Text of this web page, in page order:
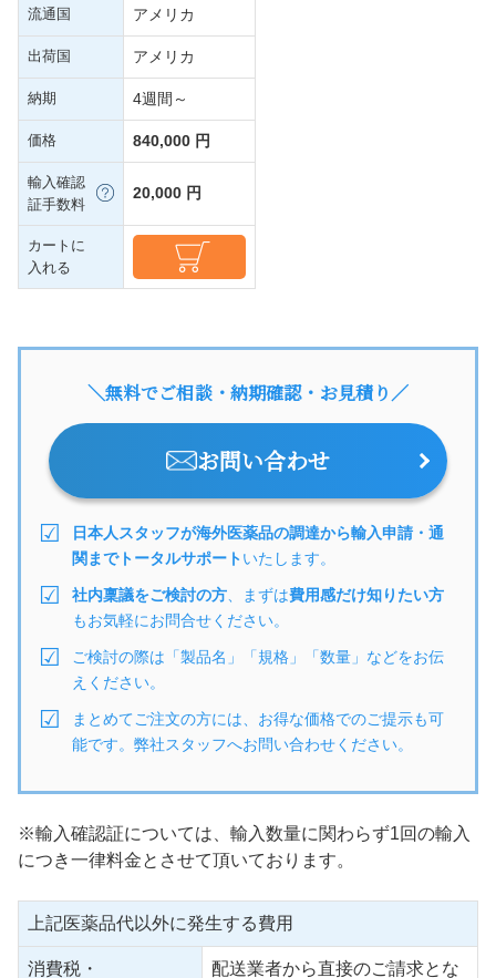
流通国 アメリカ
出荷国 アメリカ
納期 4週間～
価格 840,000 円
輸入確認
証手数料
20,000 円
カートに
入れる
＼無料でご相談・納期確認・お見積り／
お問い合わせ
日本人スタッフが海外医薬品の調達から輸入申請・通
関までトータルサポートいたします。
社内稟議をご検討の方 、まずは費用感だけ知りたい方
もお気軽にお問合せください。
ご検討の際は「製品名」「規格」「数量」などをお伝
えください。
まとめてご注文の方には、お得な価格でのご提示も可
能です。弊社スタッフへお問い合わせください。
※輸入確認証については、輸入数量に関わらず1回の輸入
につき一律料金とさせて頂いております。
上記医薬品代以外に発生する費用
消費税・
配送業者から直接のご請求とな